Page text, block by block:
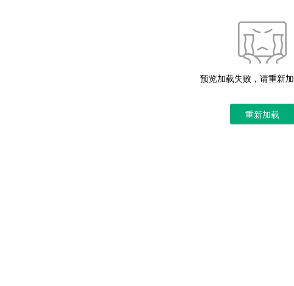
预览加载失败，请重新
重新加载